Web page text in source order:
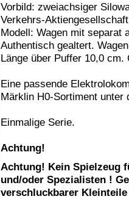
Vorbild: zweiachsiger
Verkehrs-
Modell: Wagen mit separat
Authentisch gealtert.
Länge über Puffer 10,0
Eine passende
Märklin H0-Sortiment unter
Einmalige Serie.
Achtung!
Achtung! Kein Spielzeug
und/oder Spezialisten !
verschluckbarer